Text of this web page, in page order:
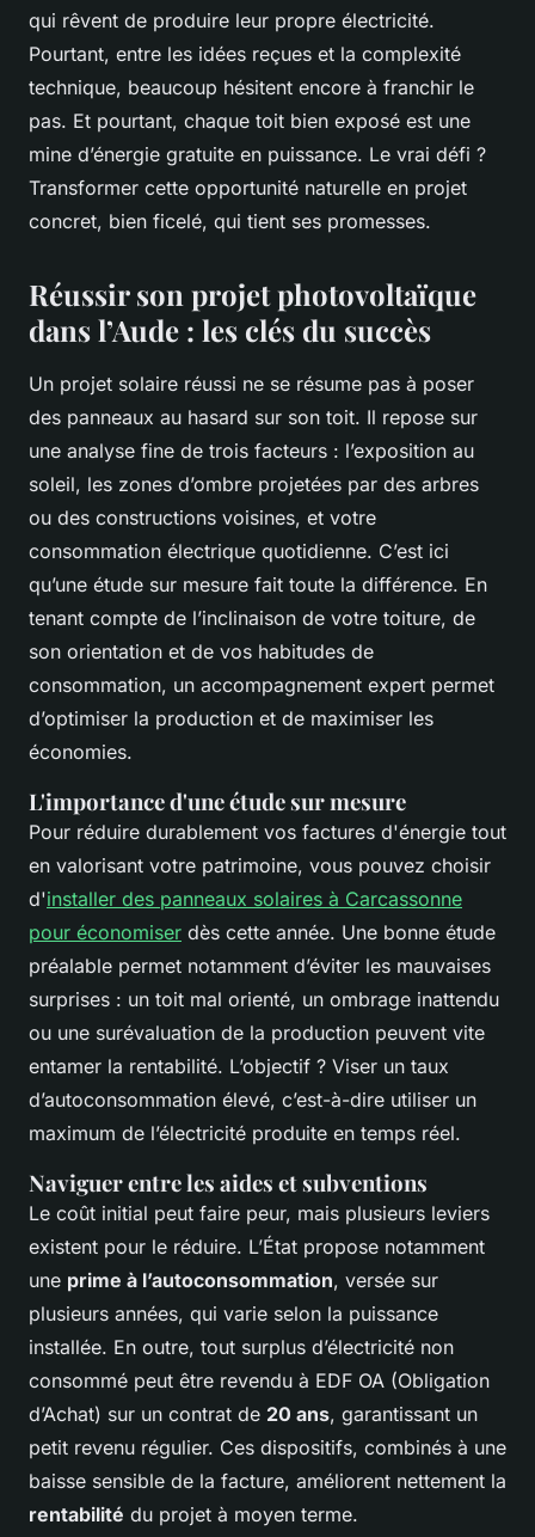
qui rêvent de produire leur propre électricité.
Pourtant, entre les idées reçues et la complexité
technique, beaucoup hésitent encore à franchir le
pas. Et pourtant, chaque toit bien exposé est une
mine d’énergie gratuite en puissance. Le vrai défi ?
Transformer cette opportunité naturelle en projet
concret, bien ficelé, qui tient ses promesses.
Réussir son projet photovoltaïque
dans l’Aude : les clés du succès
Un projet solaire réussi ne se résume pas à poser
des panneaux au hasard sur son toit. Il repose sur
une analyse fine de trois facteurs : l’exposition au
soleil, les zones d’ombre projetées par des arbres
ou des constructions voisines, et votre
consommation électrique quotidienne. C’est ici
qu’une étude sur mesure fait toute la différence. En
tenant compte de l’inclinaison de votre toiture, de
son orientation et de vos habitudes de
consommation, un accompagnement expert permet
d’optimiser la production et de maximiser les
économies.
L'importance d'une étude sur mesure
Pour réduire durablement vos factures d'énergie tout
en valorisant votre patrimoine, vous pouvez choisir
d'installer des panneaux solaires à Carcassonne
pour économiser dès cette année. Une bonne étude
préalable permet notamment d’éviter les mauvaises
surprises : un toit mal orienté, un ombrage inattendu
ou une surévaluation de la production peuvent vite
entamer la rentabilité. L’objectif ? Viser un taux
d’autoconsommation élevé, c’est-à-dire utiliser un
maximum de l’électricité produite en temps réel.
Naviguer entre les aides et subventions
Le coût initial peut faire peur, mais plusieurs leviers
existent pour le réduire. L’État propose notamment
une prime à l’autoconsommation, versée sur
plusieurs années, qui varie selon la puissance
installée. En outre, tout surplus d’électricité non
consommé peut être revendu à EDF OA (Obligation
d’Achat) sur un contrat de 20 ans, garantissant un
petit revenu régulier. Ces dispositifs, combinés à une
baisse sensible de la facture, améliorent nettement la
rentabilité du projet à moyen terme.